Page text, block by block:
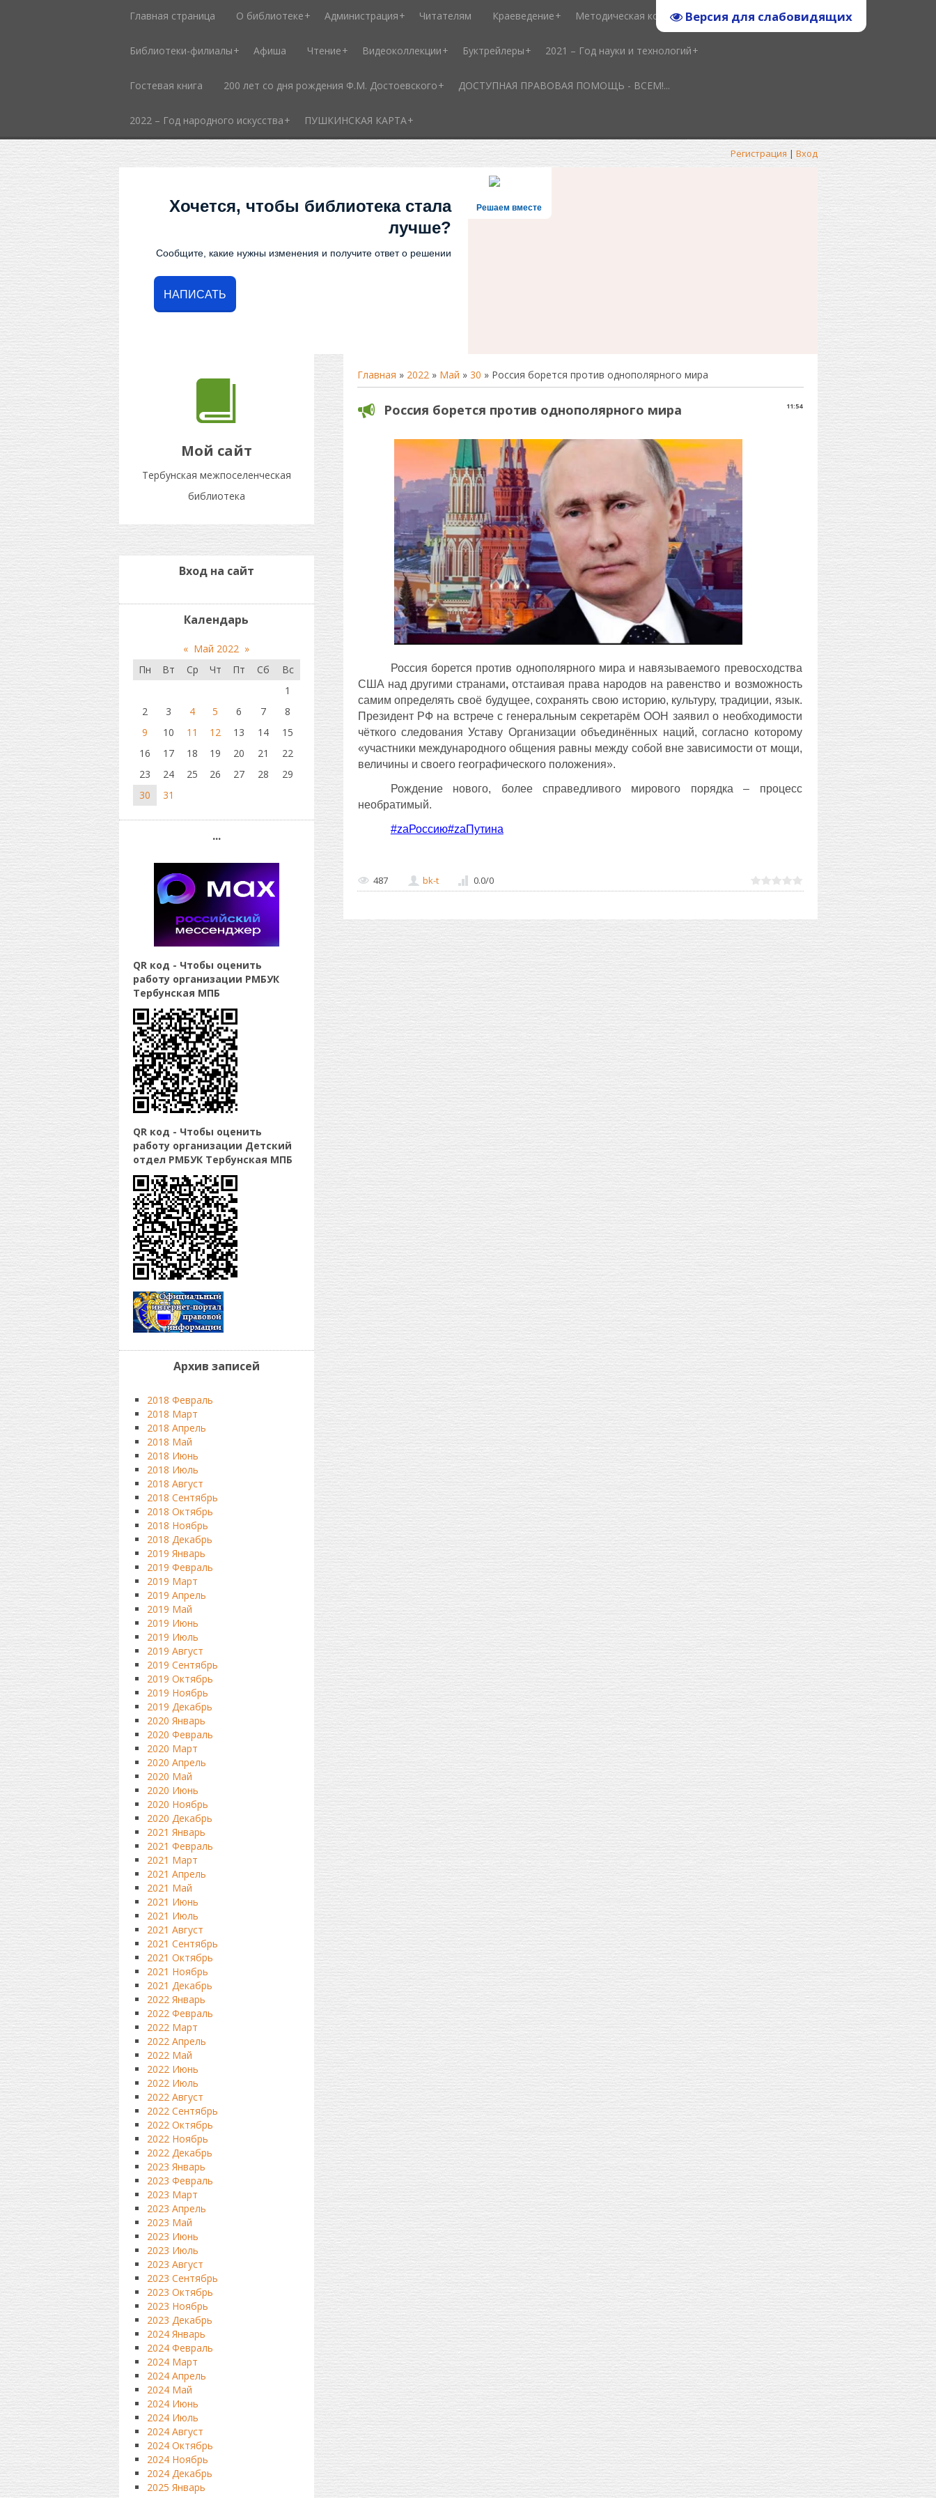
Версия для слабовидящих
Главная страница О библиотеке Администрация Читателям Краеведение Методическая копилка
Библиотеки-филиалы Афиша Чтение Видеоколлекции Буктрейлеры 2021 – Год науки и технологий
Гостевая книга 200 лет со дня рождения Ф.М. Достоевского ДОСТУПНАЯ ПРАВОВАЯ ПОМОЩЬ - ВСЕМ!...
2022 – Год народного искусства ПУШКИНСКАЯ КАРТА
Регистрация | Вход
Решаем вместе
Хочется, чтобы библиотека стала
лучше?
Сообщите, какие нужны изменения и получите ответ о решении
НАПИСАТЬ
Мой сайт
Тербунская межпоселенческая
библиотека
Главная » 2022 » Май » 30 » Россия борется против однополярного мира
11:54
Россия борется против однополярного мира
Россия борется против однополярного мира и навязываемого превосходства
США над другими странами, отстаивая права народов на равенство и возможность
самим определять своё будущее, сохранять свою историю, культуру, традиции, язык.
Президент РФ на встрече с генеральным секретарём ООН заявил о необходимости
чёткого следования Уставу Организации объединённых наций, согласно которому
«участники международного общения равны между собой вне зависимости от мощи,
величины и своего географического положения».
Рождение нового, более справедливого мирового порядка – процесс
необратимый.
#zаРоссию#zаПутина
487 bk-t 0.0/0
Вход на сайт
Календарь
« Май 2022 »
Пн
Вт Ср Чт Пт Сб
Вс
1
2
3 4 5 6 7
8
9
10 11 12 13 14
15
16
17 18 19 20 21
22
23
24 25 26 27 28
29
30
31
...
QR код - Чтобы оценить
работу организации РМБУК
Тербунская МПБ
QR код - Чтобы оценить
работу организации Детский
отдел РМБУК Тербунская МПБ
Архив записей
2018 Февраль
2018 Март
2018 Апрель
2018 Май
2018 Июнь
2018 Июль
2018 Август
2018 Сентябрь
2018 Октябрь
2018 Ноябрь
2018 Декабрь
2019 Январь
2019 Февраль
2019 Март
2019 Апрель
2019 Май
2019 Июнь
2019 Июль
2019 Август
2019 Сентябрь
2019 Октябрь
2019 Ноябрь
2019 Декабрь
2020 Январь
2020 Февраль
2020 Март
2020 Апрель
2020 Май
2020 Июнь
2020 Ноябрь
2020 Декабрь
2021 Январь
2021 Февраль
2021 Март
2021 Апрель
2021 Май
2021 Июнь
2021 Июль
2021 Август
2021 Сентябрь
2021 Октябрь
2021 Ноябрь
2021 Декабрь
2022 Январь
2022 Февраль
2022 Март
2022 Апрель
2022 Май
2022 Июнь
2022 Июль
2022 Август
2022 Сентябрь
2022 Октябрь
2022 Ноябрь
2022 Декабрь
2023 Январь
2023 Февраль
2023 Март
2023 Апрель
2023 Май
2023 Июнь
2023 Июль
2023 Август
2023 Сентябрь
2023 Октябрь
2023 Ноябрь
2023 Декабрь
2024 Январь
2024 Февраль
2024 Март
2024 Апрель
2024 Май
2024 Июнь
2024 Июль
2024 Август
2024 Октябрь
2024 Ноябрь
2024 Декабрь
2025 Январь